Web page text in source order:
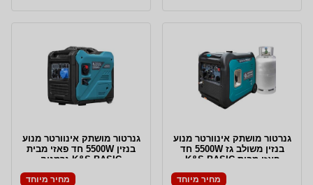
גנרטור מושתק אינוורטר מנוע
בנזין משולב גז 5500W חד
פאזי מבית K&S BASIC
גרמניה
מחיר מיוחד
גנרטור מושתק אינוורטר מנוע
בנזין 5500W חד פאזי מבית
K&S BASIC גרמניה
מחיר מיוחד